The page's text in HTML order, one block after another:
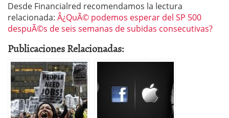
Desde Financialred recomendamos la lectura
relacionada: Â¿QuÃ© podemos esperar del SP 500
despuÃ©s de seis semanas de subidas consecutivas?
Publicaciones Relacionadas: